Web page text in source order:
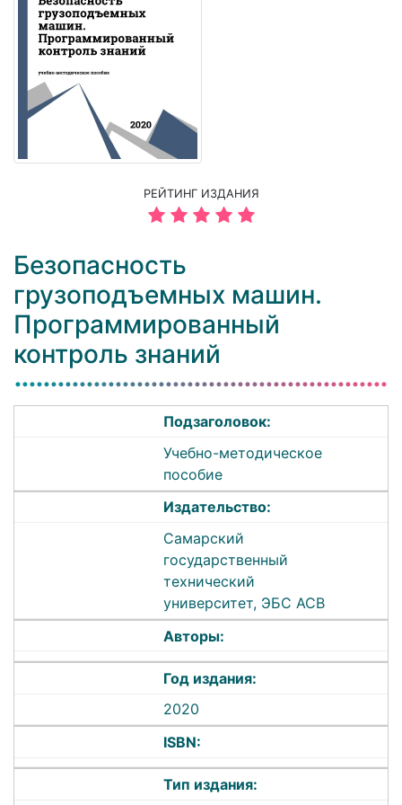
РЕЙТИНГ ИЗДАНИЯ
Безопасность
грузоподъемных машин.
Программированный
контроль знаний
Подзаголовок:
Учебно-методическое
пособие
Издательство:
Самарский
государственный
технический
университет, ЭБС АСВ
Авторы:
Год издания:
2020
ISBN:
Тип издания: